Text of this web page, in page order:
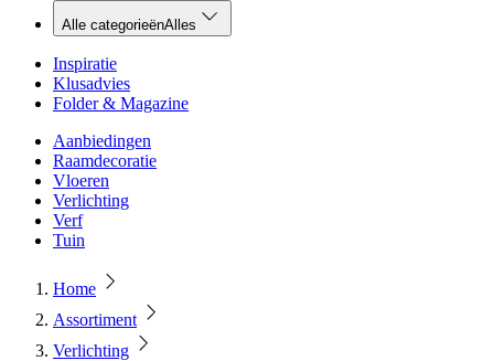
Alle categorieënAlles
Inspiratie
Klusadvies
Folder & Magazine
Aanbiedingen
Raamdecoratie
Vloeren
Verlichting
Verf
Tuin
Home
Assortiment
Verlichting